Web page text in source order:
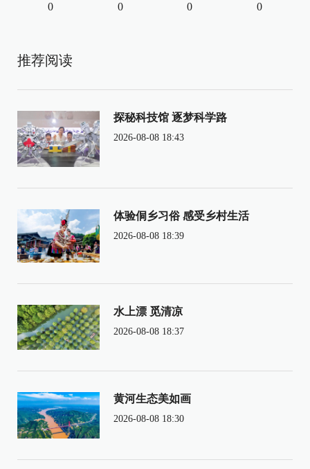
0 0 0 0
推荐阅读
探秘科技馆 逐梦科学路
2026-08-08 18:43
体验侗乡习俗 感受乡村生活
2026-08-08 18:39
水上漂 觅清凉
2026-08-08 18:37
黄河生态美如画
2026-08-08 18:30